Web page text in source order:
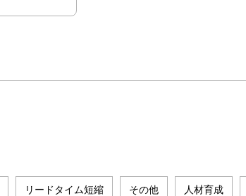
リードタイム短縮 その他 人材育成